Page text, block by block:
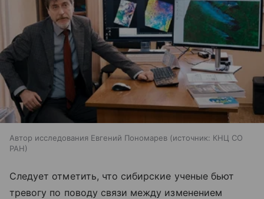
Автор исследования Евгений Пономарев источник: КНЦ СО
РАН
Следует отметить, что сибирские ученые бьют
тревогу по поводу связи между изменением